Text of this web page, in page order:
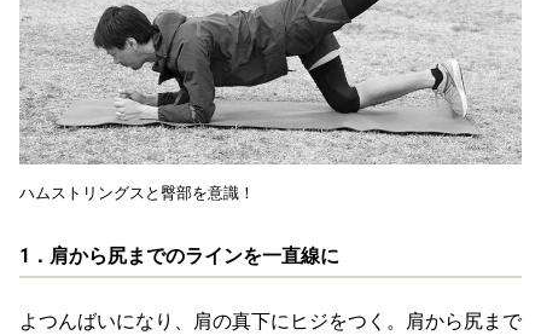
ハムストリングスと臀部を意識！
1．肩から尻までのラインを一直線に
よつんばいになり、肩の真下にヒジをつく。肩から尻まで